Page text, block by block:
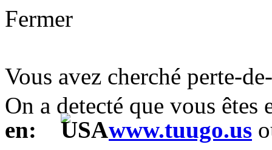
Fermer
Vous avez cherché perte-
On a detecté que vous
en:
www.tuugo.us